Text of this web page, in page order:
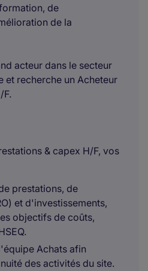
de
de la
acteur dans le secteur
et recherche un Acheteur
F.
& capex H/F, vos
prestations, de
et d'investissements,
objectifs de coûts,
Achats afin
des activités du site.